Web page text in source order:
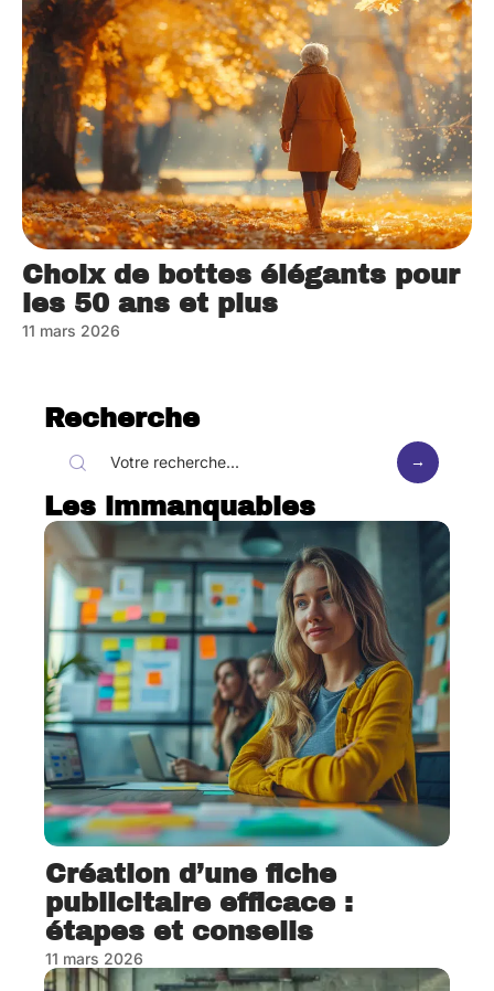
Choix de bottes élégants pour
les 50 ans et plus
11 mars 2026
Recherche
Les immanquables
Création d’une fiche
publicitaire efficace :
étapes et conseils
11 mars 2026